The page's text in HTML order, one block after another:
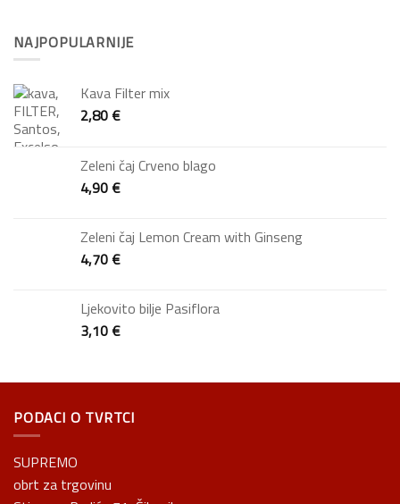
NAJPOPULARNIJE
Kava Filter mix
2,80€
Zeleni čaj Crveno blago
4,90€
Zeleni čaj Lemon Cream with Ginseng
4,70€
Ljekovito bilje Pasiflora
3,10€
PODACI O TVRTCI
SUPREMO
obrt za trgovinu